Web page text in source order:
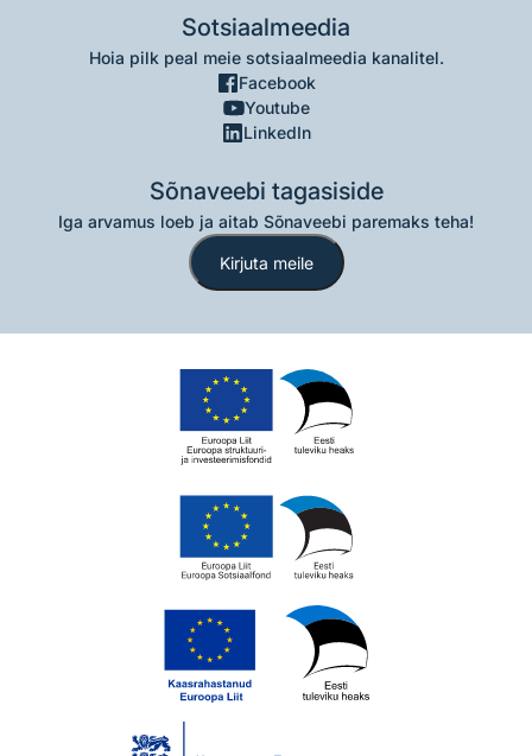
Sotsiaalmeedia
Hoia pilk peal meie sotsiaalmeedia kanalitel.
Facebook
Youtube
LinkedIn
Sõnaveebi tagasiside
Iga arvamus loeb ja aitab Sõnaveebi paremaks teha!
Kirjuta meile